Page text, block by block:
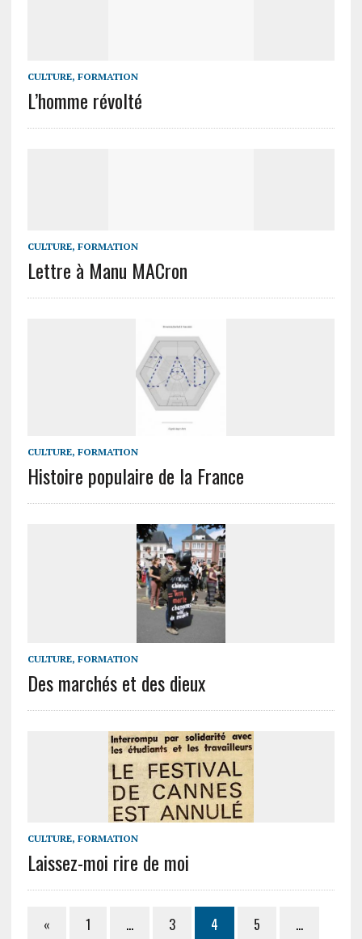
CULTURE, FORMATION
L’homme révolté
CULTURE, FORMATION
Lettre à Manu MACron
CULTURE, FORMATION
Histoire populaire de la France
CULTURE, FORMATION
Des marchés et des dieux
CULTURE, FORMATION
Laissez-moi rire de moi
« 1 … 3 4 5 …